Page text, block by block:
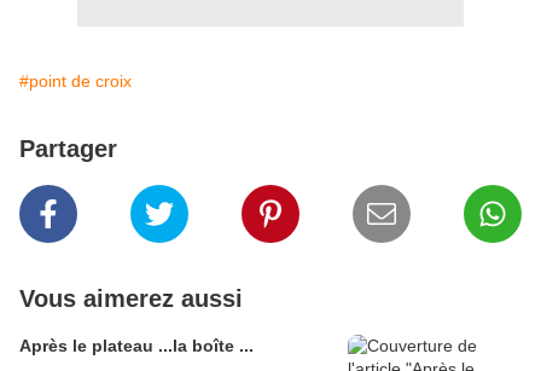
#point de croix
Partager
Vous aimerez aussi
Après le plateau ...la boîte ...